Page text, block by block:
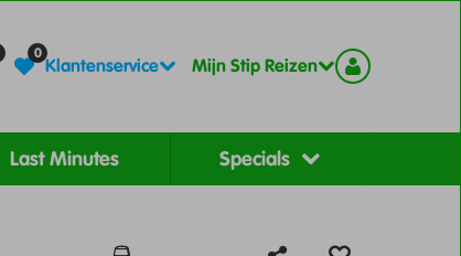
0
Klantenservice Mijn Stip Reizen
Last Minutes Specials